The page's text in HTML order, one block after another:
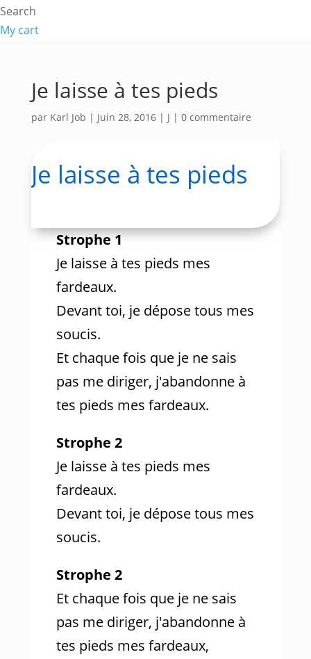
Search
My cart
Je laisse à tes pieds
par Karl Job | Juin 28, 2016| J | 0 commentaire
Je laisse à tes pieds
Strophe 1
Je laisse à tes pieds mes
fardeaux.
Devant toi, je dépose tous mes
soucis.
Et chaque fois que je ne sais
pas me diriger, j'abandonne à
tes pieds mes fardeaux.
Strophe 2
Je laisse à tes pieds mes
fardeaux.
Devant toi, je dépose tous mes
soucis.
Strophe 2
Et chaque fois que je ne sais
pas me diriger, j'abandonne à
tes pieds mes fardeaux,